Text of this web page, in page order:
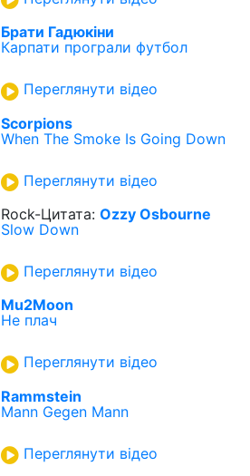
Брати Гадюкіни
Карпати програли футбол
Переглянути відео
Scorpions
When The Smoke Is Going Down
Переглянути відео
Rock-Цитата: Ozzy Osbourne
Slow Down
Переглянути відео
Mu2Moon
Не плач
Переглянути відео
Rammstein
Mann Gegen Mann
Переглянути відео